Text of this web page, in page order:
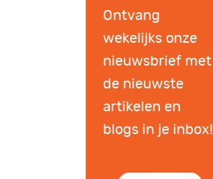
Ontvang
wekelijks onze
nieuwsbrief met
de nieuwste
artikelen en
blogs in je inbox!